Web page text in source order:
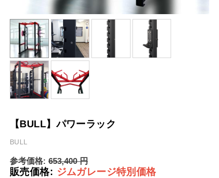
【BULL】パワーラック
BULL
参考価格: 653,400 円
販売価格: ジムガレージ特別価格